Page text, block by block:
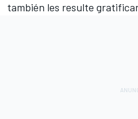
también les resulte